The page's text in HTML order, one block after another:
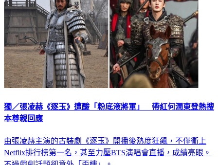
獨／張凌赫《逐玉》遭酸「粉底液將軍」 帶紅何潤東登熱搜
本尊親回應
由張凌赫主演的古裝劇《逐玉》開播後熱度狂飆，不僅衝上
Netflix排行榜第一名，甚至力壓BTS演唱會直播，成績亮眼。